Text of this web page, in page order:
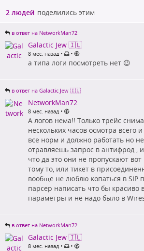
2 людей поделились этим
в ответ на NetworkMan72
Galactic Jew 🇮🇱
8 мес. назад • •
а типа логи посмотреть нет 😉
в ответ на Galactic Jew 🇮🇱
NetworkMan72
8 мес. назад •
А логов нема!! Только трейс
нескольких часов осмотра всего
все норм и должно работать но
отравляешь запрос в антифрод ,
что да это они не пропускают
тому то, или тикет в
вообще не люблю копаться в SIP
парсер написать что бы
параметры и не надо было в
в ответ на NetworkMan72
Galactic Jew 🇮🇱
8 мес. назад • •